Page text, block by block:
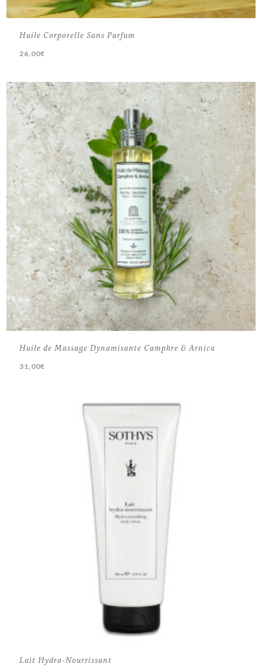
Huile Corporelle Sans Parfum
26,00€
Huile de Massage Dynamisante Camphre & Arnica
31,00€
Lait Hydra-Nourrissant